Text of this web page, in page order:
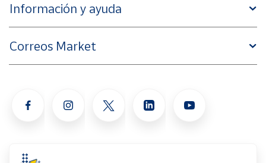
Información y ayuda
Correos Market